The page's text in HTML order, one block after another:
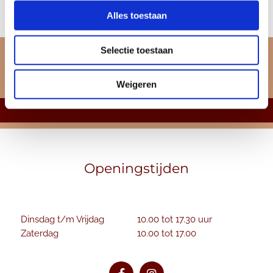
Alles toestaan
Selectie toestaan
Weigeren
Openingstijden
Dinsdag t/m Vrijdag
10.00 tot 17.30 uur
Zaterdag
10.00 tot 17.00